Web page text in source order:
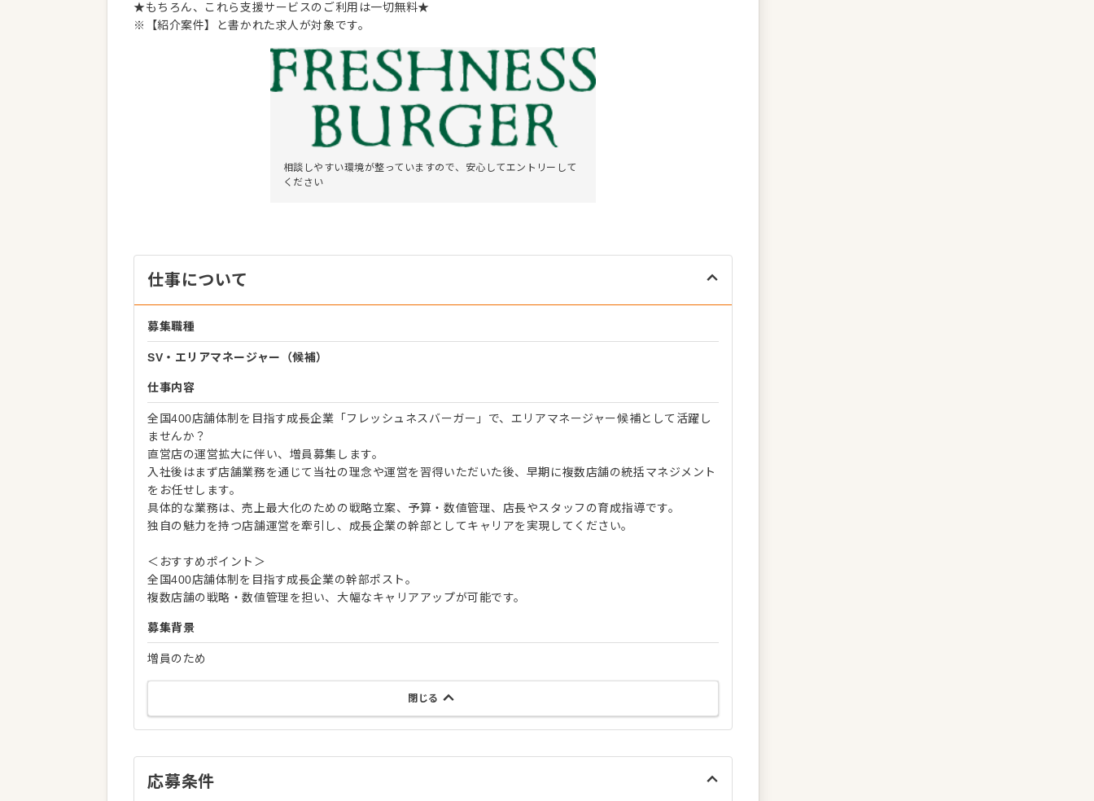
★もちろん、これら支援サービスのご利用は一切無料★
※【紹介案件】と書かれた求人が対象です。
相談しやすい環境が整っていますので、安心してエントリーして
ください
仕事について
募集職種
SV・エリアマネージャー（候補）
仕事内容
全国400店舗体制を目指す成長企業「フレッシュネスバーガー」で、エリアマネージャー候補として活躍し
ませんか？
直営店の運営拡大に伴い、増員募集します。
入社後はまず店舗業務を通じて当社の理念や運営を習得いただいた後、早期に複数店舗の統括マネジメント
をお任せします。
具体的な業務は、売上最大化のための戦略立案、予算・数値管理、店長やスタッフの育成指導です。
独自の魅力を持つ店舗運営を牽引し、成長企業の幹部としてキャリアを実現してください。
＜おすすめポイント＞
全国400店舗体制を目指す成長企業の幹部ポスト。
複数店舗の戦略・数値管理を担い、大幅なキャリアアップが可能です。
募集背景
増員のため
閉じる
応募条件